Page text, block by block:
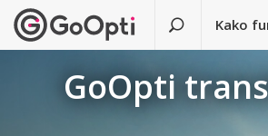
Kako
GoOpti